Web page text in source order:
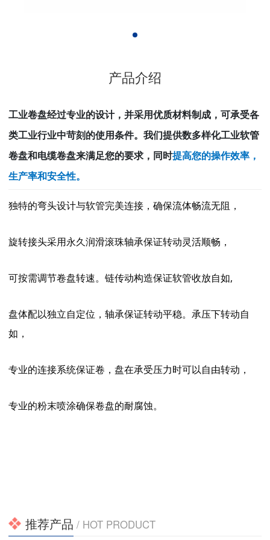
产品介绍
工业卷盘经过专业的设计，并采用优质材料制成，可承受各
类工业行业中苛刻的使用条件。 我们提供数多样化工业软管
卷盘和电缆卷盘来满足您的要求，同时提高您的操作效率，
生产率和安全性。
独特的弯头设计与软管完美连接，确保流体畅流无阻，
旋转接头采用永久润滑滚珠轴承保证转动灵活顺畅，
可按需调节卷盘转速。链传动构造保证软管收放自如,
盘体配以独立自定位，轴承保证转动平稳。承压下转动自
如，
专业的连接系统保证卷，盘在承受压力时可以自由转动，
专业的粉末喷涂确保卷盘的耐腐蚀。
推荐产品 / HOT PRODUCT